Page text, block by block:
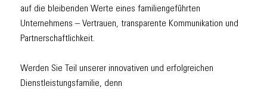
auf die bleibenden Werte eines familiengeführten
Unternehmens – Vertrauen, transparente Kommunikation und
Partnerschaftlichkeit.
Werden Sie Teil unserer innovativen und erfolgreichen
Dienstleistungsfamilie, denn